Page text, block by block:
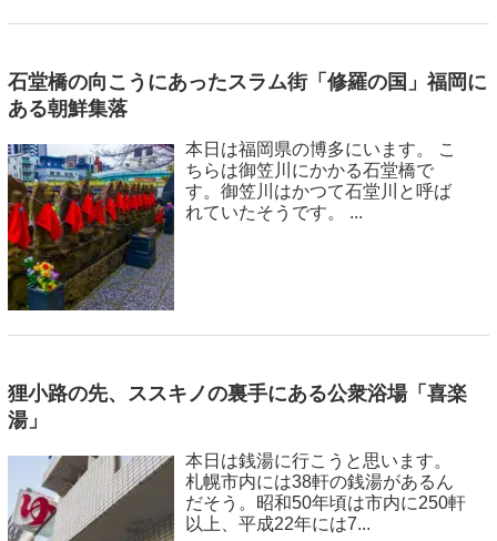
石堂橋の向こうにあったスラム街「修羅の国」福岡に
ある朝鮮集落
本日は福岡県の博多にいます。 こ
ちらは御笠川にかかる石堂橋で
す。御笠川はかつて石堂川と呼ば
れていたそうです。 ...
狸小路の先、ススキノの裏手にある公衆浴場「喜楽
湯」
本日は銭湯に行こうと思います。
札幌市内には38軒の銭湯があるん
だそう。昭和50年頃は市内に250軒
以上、平成22年には7...